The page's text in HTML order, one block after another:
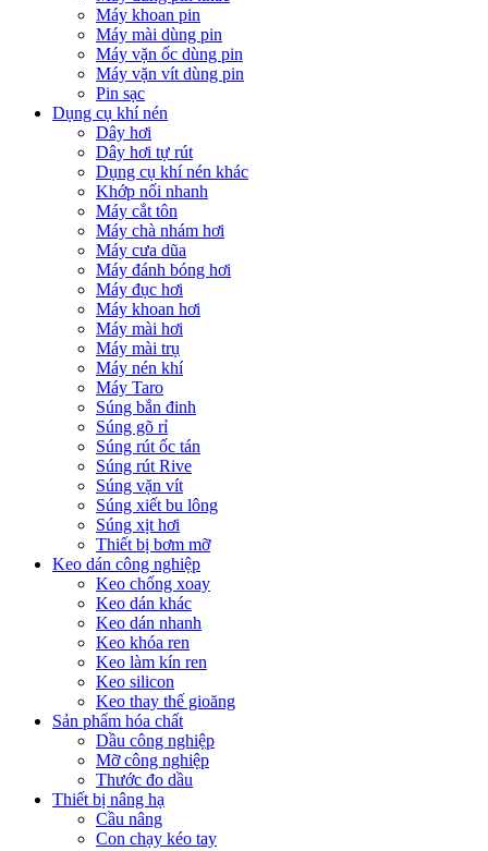
Máy khoan pin
Máy mài dùng pin
Máy vặn ốc dùng pin
Máy vặn vít dùng pin
Pin sạc
Dụng cụ khí nén
Dây hơi
Dây hơi tự rút
Dụng cụ khí nén khác
Khớp nối nhanh
Máy cắt tôn
Máy chà nhám hơi
Máy cưa dũa
Máy đánh bóng hơi
Máy đục hơi
Máy khoan hơi
Máy mài hơi
Máy mài trụ
Máy nén khí
Máy Taro
Súng bắn đinh
Súng gõ rỉ
Súng rút ốc tán
Súng rút Rive
Súng vặn vít
Súng xiết bu lông
Súng xịt hơi
Thiết bị bơm mỡ
Keo dán công nghiệp
Keo chống xoay
Keo dán khác
Keo dán nhanh
Keo khóa ren
Keo làm kín ren
Keo silicon
Keo thay thế gioăng
Sản phẩm hóa chất
Dầu công nghiệp
Mỡ công nghiệp
Thước đo dầu
Thiết bị nâng hạ
Cầu nâng
Con chạy kéo tay